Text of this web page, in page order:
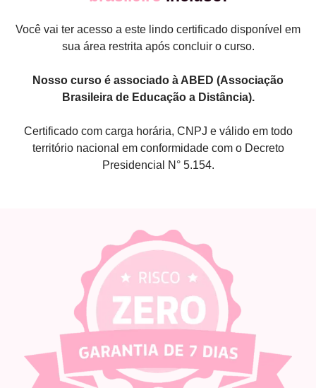
Você vai ter acesso a este lindo certificado disponível em
sua área restrita após concluir o curso.
Nosso curso é associado à ABED (Associação
Brasileira de Educação a Distância).
Certificado com carga horária, CNPJ e válido em todo
território nacional em conformidade com o Decreto
Presidencial N° 5.154.